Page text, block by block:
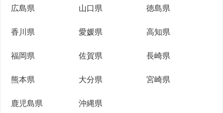
広島県 山口県 徳島県
香川県 愛媛県 高知県
福岡県 佐賀県 長崎県
熊本県 大分県 宮崎県
鹿児島県 沖縄県